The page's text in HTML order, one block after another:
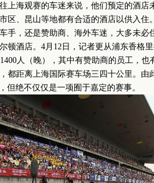
上海观赛的车迷来说，他们预定的酒店
区、昆山等地都有合适的酒店以供入住。
，还是赞助商、海外车迷，大多未必
顿酒店。4月12日，记者更从浦东香格
人（晚），其中有赞助商的员工，
都距离上海国际赛车场三四十公里。由
但绝不仅仅是一项囿于嘉定的赛事。